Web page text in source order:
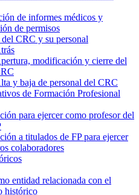
de informes médicos y
de permisos
CRC y su personal
modificación y cierre del
y baja de personal del CRC
de Formación Profesional
para ejercer como profesor del
a titulados de FP para ejercer
colaboradores
entidad relacionada con el
histórico